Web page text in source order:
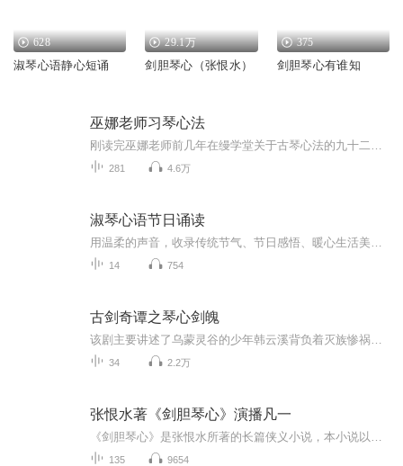
628
淑琴心语静心短诵
29.1万
剑胆琴心（张恨水）
375
剑胆琴心有谁知
巫娜老师习琴心法
281 4.6万
淑琴心语节日诵读
14 754
古剑奇谭之琴心剑魄
34 2.2万
张恨水著《剑胆琴心》演播凡一
135 9654